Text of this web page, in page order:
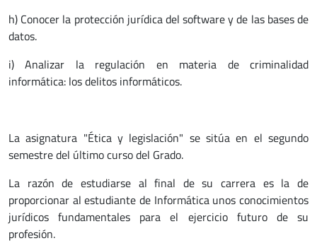
h) Conocer la protección jurídica del software y de las bases de
datos.
i) Analizar la regulación en materia de criminalidad
informática: los delitos informáticos.
La asignatura "Ética y legislación" se sitúa en el segundo
semestre del último curso del Grado.
La razón de estudiarse al final de su carrera es la de
proporcionar al estudiante de Informática unos conocimientos
jurídicos fundamentales para el ejercicio futuro de su
profesión.